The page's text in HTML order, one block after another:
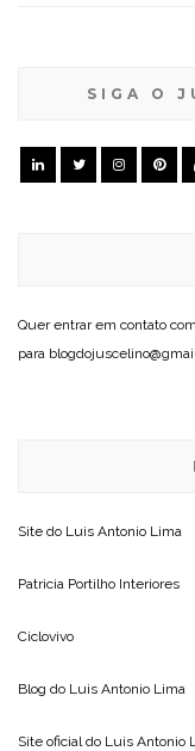
SIGA O
Quer entrar em contato
para
Site do Luis Antonio Lima
Patricia Portilho Interiores
Ciclovivo
Blog do Luis Antonio Lima
Site oficial do Luis Antonio